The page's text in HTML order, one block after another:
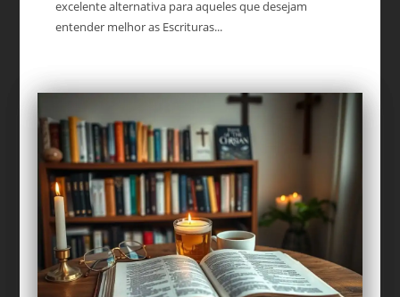
excelente alternativa para aqueles que desejam
entender melhor as Escrituras...